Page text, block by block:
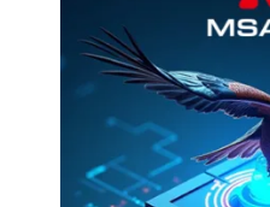
이벤트 & 세미나